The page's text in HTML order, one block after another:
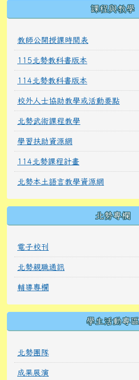
課程與教學
教師公開授課時間表
115北勢教科書版本
114北勢教科書版本
校外人士協助教學或活動要點
北勢武術課程教學
學習扶助資源網
114北勢課程計畫
北勢本土語言教學資源網
北勢專欄
電子校刊
北勢親職通訊
輔導專欄
學生活動專區
北勢團隊
成果展演